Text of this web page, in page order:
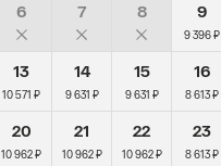
6 7 8 9
9 396 ₽
13
10 571 ₽
14
9 631 ₽
15
9 631 ₽
16
8 613 ₽
20
10 962 ₽
21
10 962 ₽
22
10 962 ₽
23
8 613 ₽